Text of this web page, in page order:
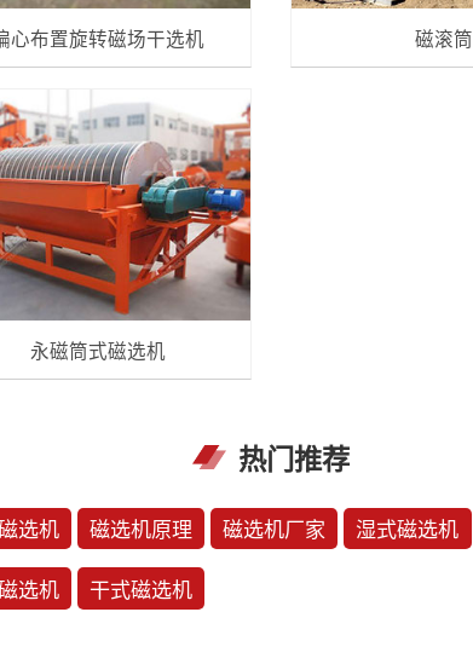
心布置旋转磁场干选机 磁滚筒
永磁筒式磁选机
热门推荐
选机 磁选机原理 磁选机厂家
湿式磁选机
选机
干式磁选机